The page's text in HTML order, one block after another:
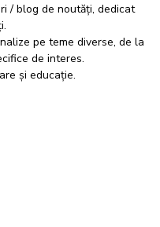
/ blog de noutăți, dedicat
pe teme diverse, de la
de interes.
și educație.